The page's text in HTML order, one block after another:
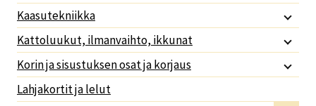
Kaasutekniikka
Kattoluukut, ilmanvaihto, ikkunat
Korin ja sisustuksen osat ja korjaus
Lahjakortit ja lelut